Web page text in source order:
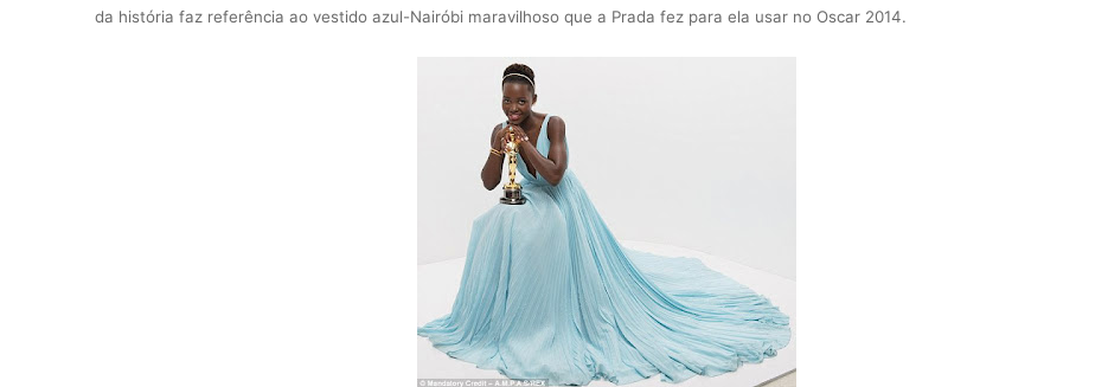
da história faz referência ao vestido azul-Nairóbi maravilhoso que a Prada fez para ela usar no Oscar 2014.